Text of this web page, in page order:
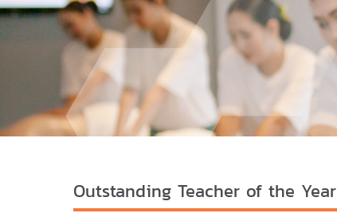
Outstanding Teacher of the Year